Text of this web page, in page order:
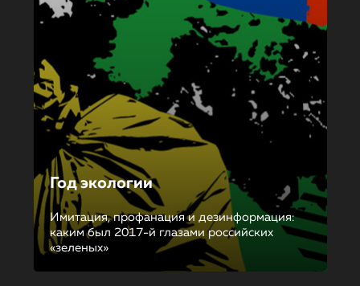
Год экологии
Имитация, профанация и дезинформация:
каким был 2017-й глазами российских
«зеленых»